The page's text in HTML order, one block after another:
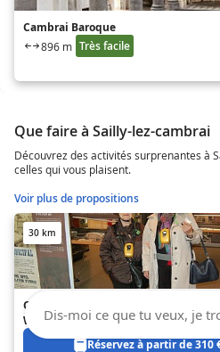
Cambrai Baroque
896 m Très facile
Que faire à Sailly-lez-cambrai
Découvrez des activités surprenantes à
celles qui vous plaisent.
Voir plus de propositions
30 km
Carrière Wellington (Carrière
Wellington)
Réservez à partir de 310
Dis-moi ce que tu veux, je